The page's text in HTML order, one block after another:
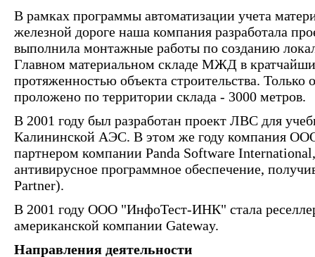
В рамках программы автоматизации учета
железной дороге наша компания разработала
выполнила монтажные работы по созданию
Главном материальном складе МЖД в
протяженностью объекта строительства. Только
проложено по территории склада - 3000 метров.
В 2001 году был разработан проект ЛВС для
Калининской АЭС. В этом же году компания
партнером компании Panda Software
антивирусное программное обеспечение,
Partner).
В 2001 году ООО "ИнфоТест-ИНК" стала
американской компании Gateway.
Направления деятельности